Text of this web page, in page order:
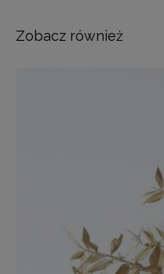
Zobacz również